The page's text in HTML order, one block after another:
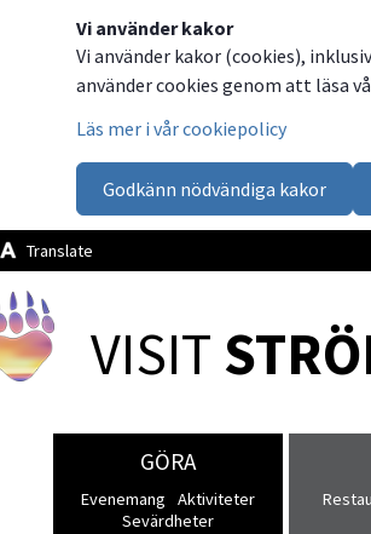
Vi använder kakor
Vi använder kakor (cookies),
använder cookies genom att läsa
Läs mer i vår cookiepolicy
Godkänn nödvändiga kakor
Translate
VISIT
GÖRA
Evenemang
Aktiviteter
Sevärdheter